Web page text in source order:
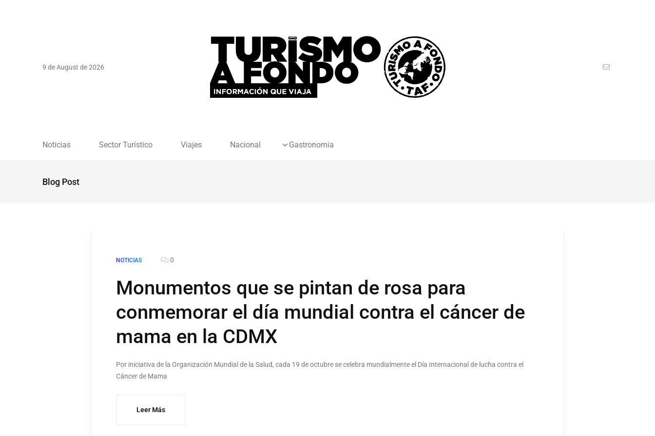
9 de August de 2026
Noticias Sector Turístico Viajes Nacional Gastronomia
Blog Post
NOTICIAS 0
Monumentos que se pintan de rosa para
conmemorar el día mundial contra el cáncer de
mama en la CDMX
Por iniciativa de la Organización Mundial de la Salud, cada 19 de octubre se celebra mundialmente el Día Internacional de lucha contra el
Cáncer de Mama
Leer Más